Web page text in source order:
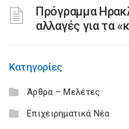
Πρόγραμμα
αλλαγές για τα
Κατηγορίες
Άρθρα – Μελέτες
Επιχειρηματικά Νέα